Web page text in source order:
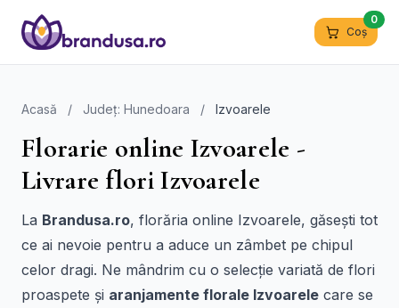
Coș
0
Acasă / Județ: Hunedoara / Izvoarele
Florarie online Izvoarele -
Livrare flori Izvoarele
La Brandusa.ro, florăria online Izvoarele, găsești tot
ce ai nevoie pentru a aduce un zâmbet pe chipul
celor dragi. Ne mândrim cu o selecție variată de flori
proaspete și aranjamente florale Izvoarele care se